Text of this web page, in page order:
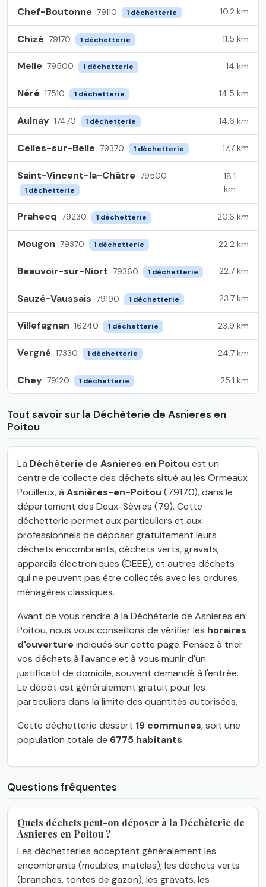
Chef-Boutonne 79110 1 déchetterie 10.2 km
Chizé 79170 1 déchetterie 11.5 km
Melle 79500 1 déchetterie 14 km
Néré 17510 1 déchetterie 14.5 km
Aulnay 17470 1 déchetterie 14.6 km
Celles-sur-Belle 79370 1 déchetterie 17.7 km
Saint-Vincent-la-Châtre 79500
1 déchetterie
18.1
km
Prahecq 79230 1 déchetterie 20.6 km
Mougon 79370 1 déchetterie 22.2 km
Beauvoir-sur-Niort 79360 1 déchetterie 22.7 km
Sauzé-Vaussais 79190 1 déchetterie 23.7 km
Villefagnan 16240 1 déchetterie 23.9 km
Vergné 17330 1 déchetterie 24.7 km
Chey 79120 1 déchetterie 25.1 km
Tout savoir sur la Déchèterie de Asnieres en
Poitou
La Déchèterie de Asnieres en Poitou est un
centre de collecte des déchets situé au les Ormeaux
Pouilleux, à Asnières-en-Poitou (79170), dans le
département des Deux-Sèvres (79). Cette
déchetterie permet aux particuliers et aux
professionnels de déposer gratuitement leurs
déchets encombrants, déchets verts, gravats,
appareils électroniques (DEEE), et autres déchets
qui ne peuvent pas être collectés avec les ordures
ménagères classiques.
Avant de vous rendre à la Déchèterie de Asnieres en
Poitou, nous vous conseillons de vérifier les horaires
d'ouvertureindiqués sur cette page. Pensez à trier
vos déchets à l'avance et à vous munir d'un
justificatif de domicile, souvent demandé à l'entrée.
Le dépôt est généralement gratuit pour les
particuliers dans la limite des quantités autorisées.
Cette déchetterie dessert 19 communes, soit une
population totale de 6775 habitants.
Questions fréquentes
Quels déchets peut-on déposer à la Déchèterie de
Asnieres en Poitou ?
Les déchetteries acceptent généralement les
encombrants (meubles, matelas), les déchets verts
(branches, tontes de gazon), les gravats, les